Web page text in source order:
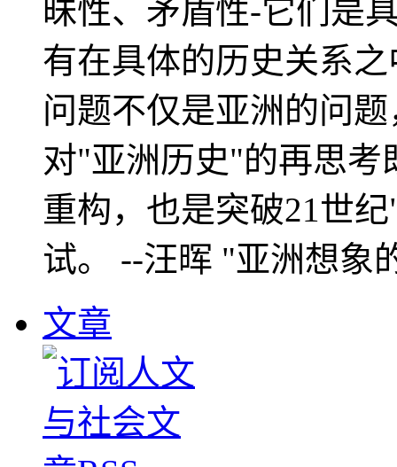
昧性、矛盾性-它们是
有在具体的历史关系
问题不仅是亚洲的问
对"亚洲历史"的再思考
重构，也是突破21世
试。 --汪晖 "亚洲想象
文章